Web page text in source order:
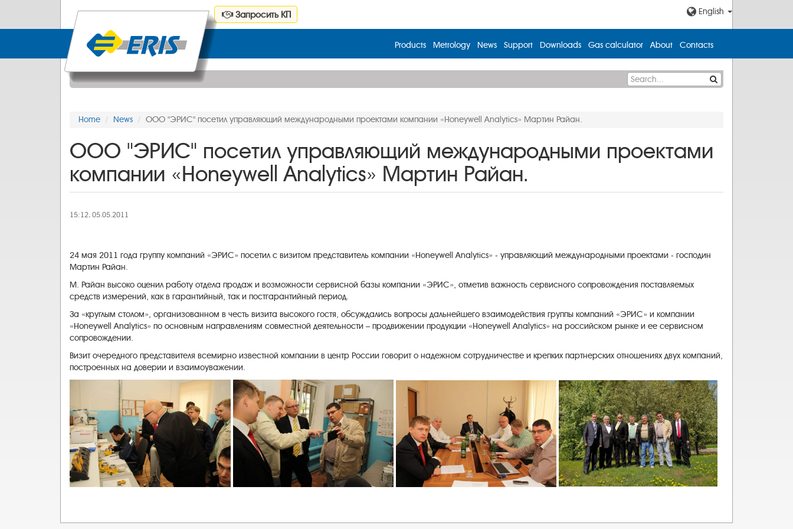
Запросить КП English
Products Metrology News Support Downloads Gas calculator About Contacts
Home News ООО "ЭРИС" посетил управляющий международными проектами компании «Honeywell Analytics» Мартин Райан.
ООО "ЭРИС" посетил управляющий международными проектами
компании «Honeywell Analytics» Мартин Райан.
15:12, 05.05.2011
24 мая 2011 года группу компаний «ЭРИС» посетил с визитом представитель компании «Honeywell Analytics» - управляющий международными проектами - господин
Мартин Райан.
М. Райан высоко оценил работу отдела продаж и возможности сервисной базы компании «ЭРИС», отметив важность сервисного сопровождения поставляемых
средств измерений, как в гарантийный, так и постгарантийный период.
За «круглым столом», организованном в честь визита высокого гостя, обсуждались вопросы дальнейшего взаимодействия группы компаний «ЭРИС» и компании
«Honeywell Analytics» по основным направлениям совместной деятельности – продвижении продукции «Honeywell Analytics» на российском рынке и ее сервисном
сопровождении.
Визит очередного представителя всемирно известной компании в центр России говорит о надежном сотрудничестве и крепких партнерских отношениях двух компаний,
построенных на доверии и взаимоуважении.